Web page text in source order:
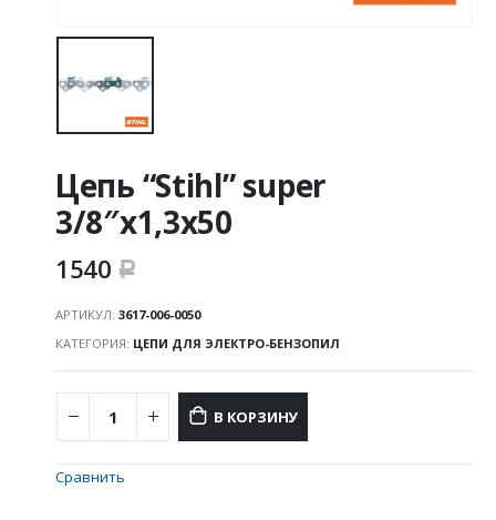
Цепь “Stihl” super
3/8″х1,3х50
1540 Р
АРТИКУЛ: 3617-006-0050
КАТЕГОРИЯ: ЦЕПИ ДЛЯ ЭЛЕКТРО-БЕНЗОПИЛ
В КОРЗИНУ
Сравнить